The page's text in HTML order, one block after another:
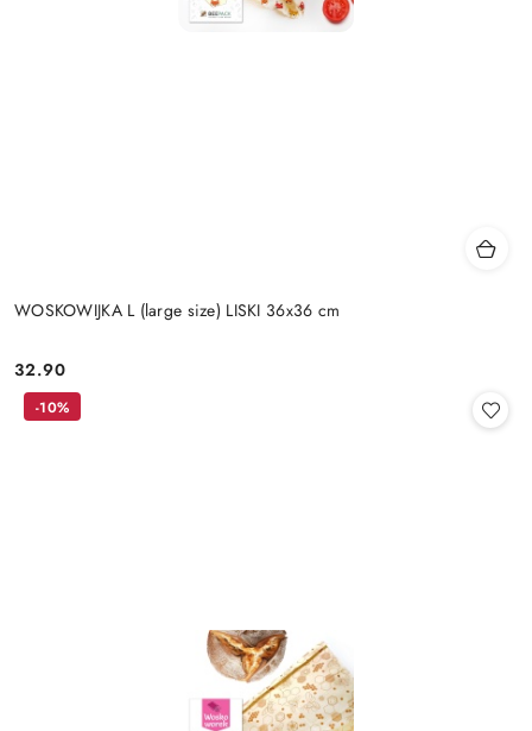
WOSKOWIJKA L (large size) LISKI 36x36 cm
Cena:
32.90
-10%